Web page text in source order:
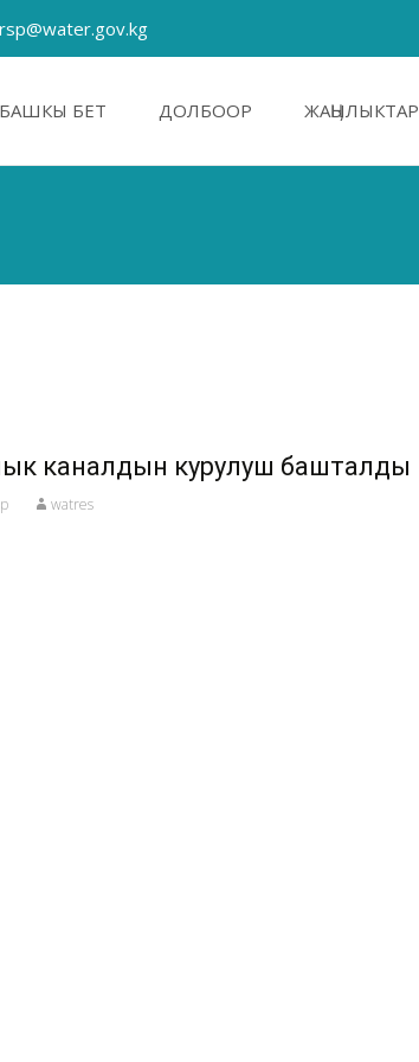
БАШКЫ БЕТ ДОЛБООР ЖАӉЫЛЫКТАР
каналдын курулуш башталды
watres